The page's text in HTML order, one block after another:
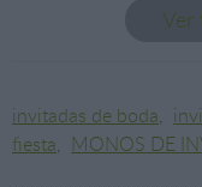
Ver
invitadas de boda,
fiesta, MONOS DE